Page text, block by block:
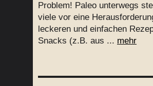
Problem! Paleo unterwegs
viele vor eine
leckeren und einfachen
Snacks (z.B. aus ... mehr